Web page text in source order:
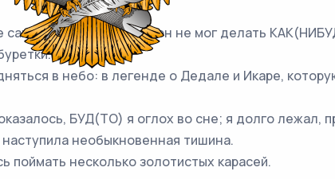
простую работу он не мог делать
в небо: в легенде о Дедале и Икаре,
БУД(ТО) я оглох во сне; я долго лежал,
необыкновенная тишина.
несколько золотистых карасей.